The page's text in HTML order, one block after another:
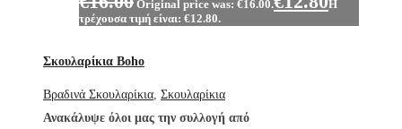
Original price was: €16.00.
Η
τρέχουσα τιμή είναι: €12.80.
Σκουλαρίκια Boho
Βραδινά Σκουλαρίκια, Σκουλαρίκια
Ανακάλυψε όλοι μας την συλλογή από